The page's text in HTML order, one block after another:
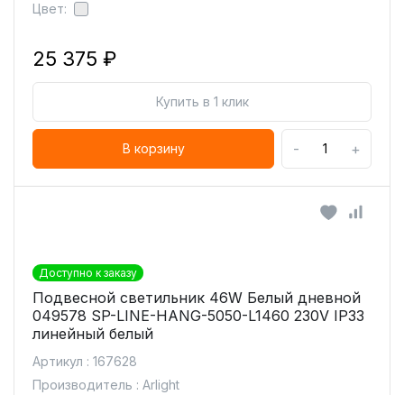
Цвет:
25 375 ₽
Купить в 1 клик
В корзину - +
Доступно к заказу
Подвесной светильник 46W Белый дневной
049578 SP-LINE-HANG-5050-L1460 230V IP33
линейный белый
Артикул : 167628
Производитель : Arlight